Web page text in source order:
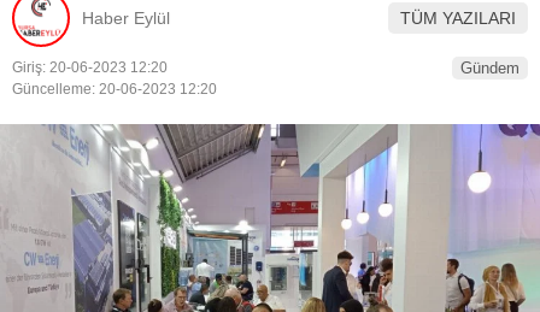
Twitter
Instagram
Youtube
EĞITIM
TEKNOLOJI
Haber Eylül TÜM YAZILARI
Giriş: 20-06-2023 12:20
Güncelleme: 20-06-2023 12:20
Gündem